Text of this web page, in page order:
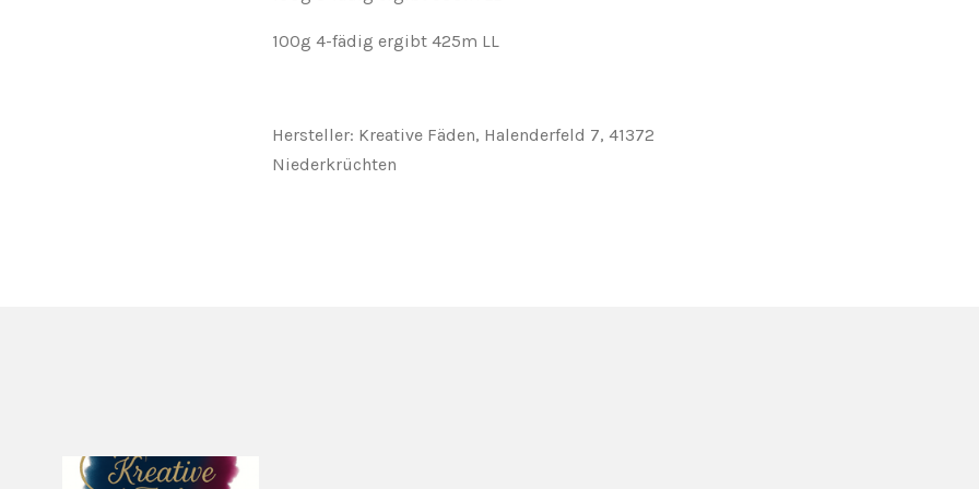
100g 4-fädig ergibt 425m LL
Hersteller: Kreative Fäden, Halenderfeld 7, 41372
Niederkrüchten